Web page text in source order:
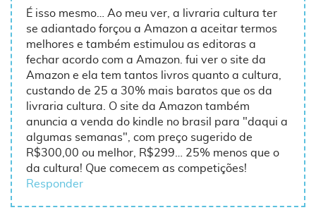
É isso mesmo… Ao meu ver, a livraria cultura ter
se adiantado forçou a Amazon a aceitar termos
melhores e também estimulou as editoras a
fechar acordo com a Amazon. fui ver o site da
Amazon e ela tem tantos livros quanto a cultura,
custando de 25 a 30% mais baratos que os da
livraria cultura. O site da Amazon também
anuncia a venda do kindle no brasil para "daqui a
algumas semanas", com preço sugerido de
R$300,00 ou melhor, R$299… 25% menos que o
da cultura! Que comecem as competições!
Responder